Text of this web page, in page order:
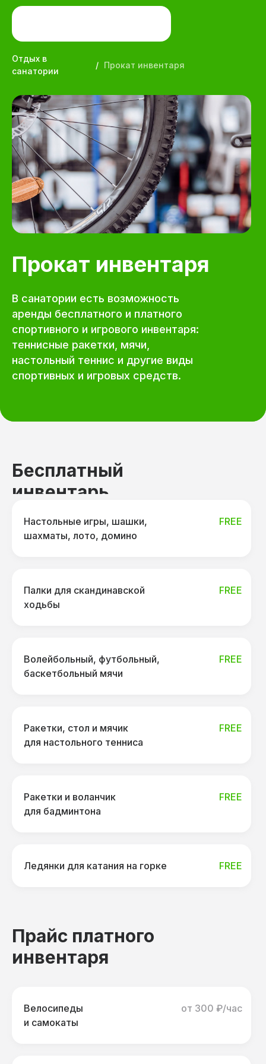
Прокат инвентаря
Отдых в
санатории
/
В санатории есть возможность
аренды бесплатного и платного
спортивного и игрового инвентаря:
теннисные ракетки, мячи,
настольный теннис и другие виды
спортивных и игровых средств.
Прокат инвентаря
Бесплатный
инвентарь
Настольные игры, шашки,
шахматы, лото, домино
FREE
Ракетки, стол и мячик
для настольного тенниса
FREE
Палки для скандинавской
ходьбы
FREE
Ракетки и воланчик
для бадминтона
FREE
Волейбольный, футбольный,
баскетбольный мячи
FREE
Ледянки для катания на горке FREE
Прайс платного
инвентаря
Велосипеды
и самокаты
от 300 ₽/час